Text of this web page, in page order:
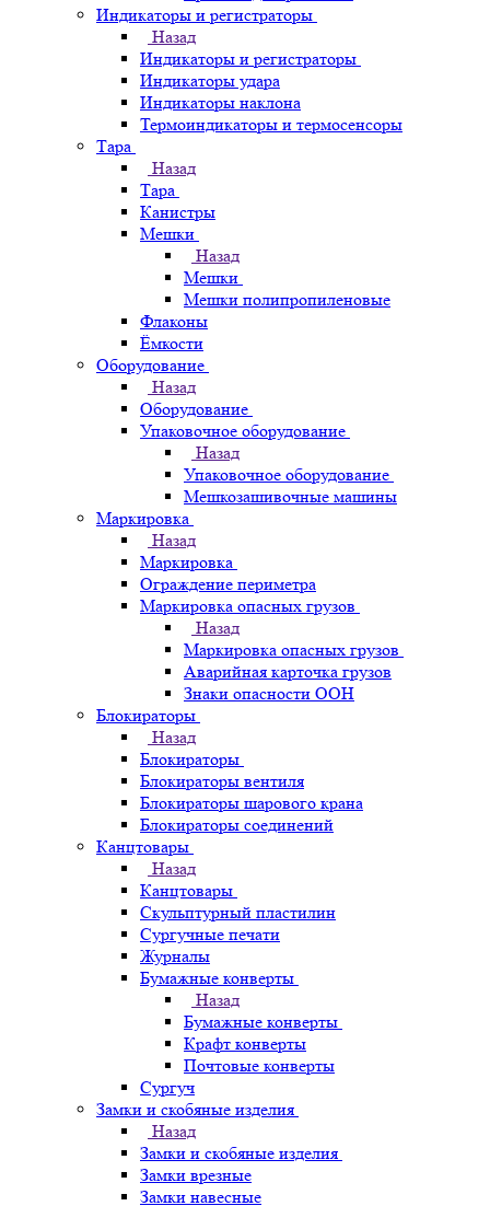
Индикаторы и регистраторы
Назад
Индикаторы и регистраторы
Индикаторы удара
Индикаторы наклона
Термоиндикаторы и термосенсоры
Тара
Назад
Тара
Канистры
Мешки
Назад
Мешки
Мешки полипропиленовые
Флаконы
Ёмкости
Оборудование
Назад
Оборудование
Упаковочное оборудование
Назад
Упаковочное оборудование
Мешкозашивочные машины
Маркировка
Назад
Маркировка
Ограждение периметра
Маркировка опасных грузов
Назад
Маркировка опасных грузов
Аварийная карточка грузов
Знаки опасности ООН
Блокираторы
Назад
Блокираторы
Блокираторы вентиля
Блокираторы шарового крана
Блокираторы соединений
Канцтовары
Назад
Канцтовары
Скульптурный пластилин
Сургучные печати
Журналы
Бумажные конверты
Назад
Бумажные конверты
Крафт конверты
Почтовые конверты
Сургуч
Замки и скобяные изделия
Назад
Замки и скобяные изделия
Замки врезные
Замки навесные